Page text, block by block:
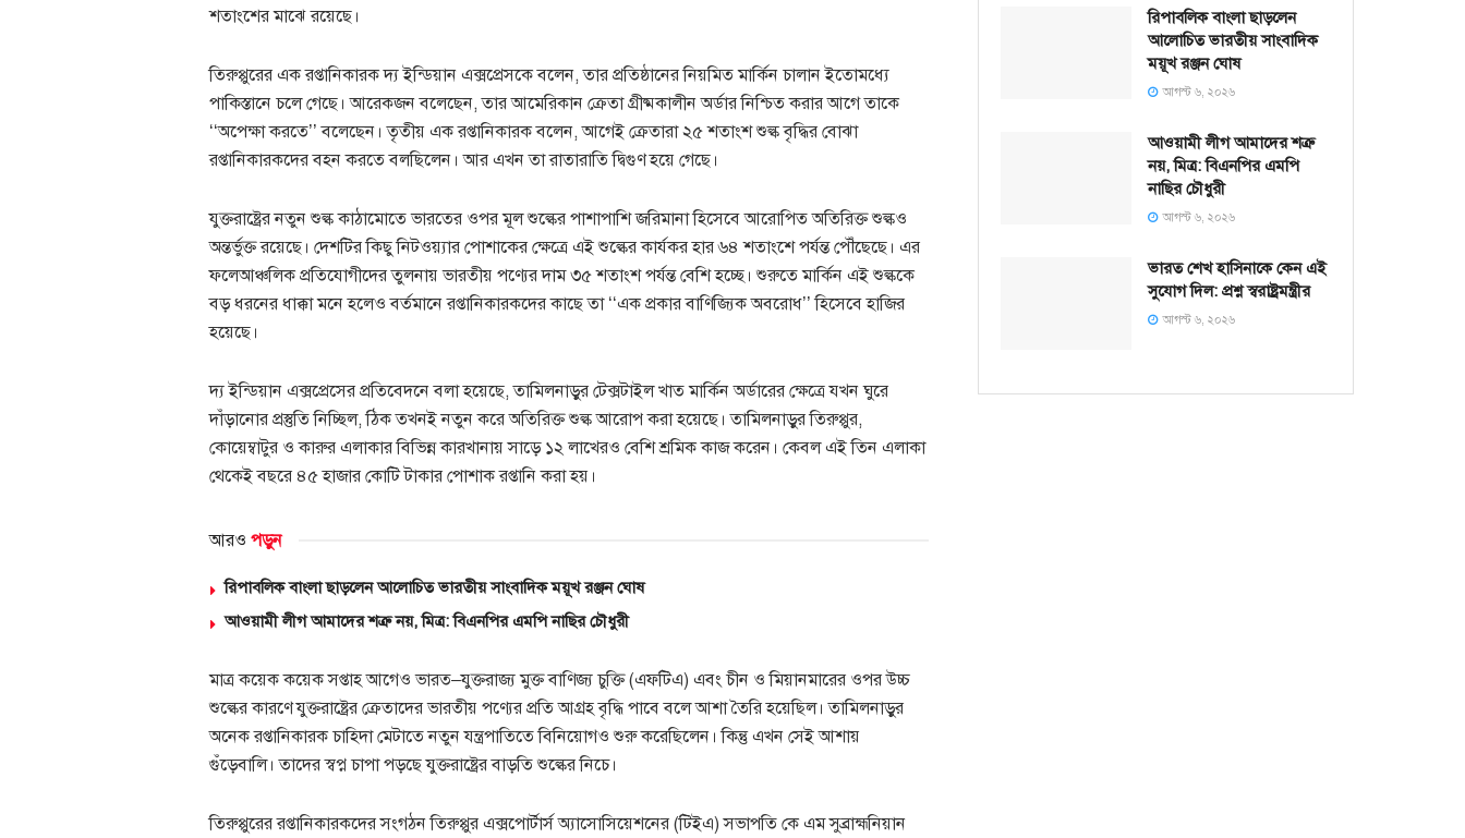
শতাংশের মাঝে রয়েছে।
তিরুপ্পুরের এক রপ্তানিকারক দ্য ইন্ডিয়ান এক্সপ্রেসকে বলেন, তার প্রতিষ্ঠানের নিয়মিত মার্কিন চালান ইতোমধ্যে
পাকিস্তানে চলে গেছে। আরেকজন বলেছেন, তার আমেরিকান ক্রেতা গ্রীষ্মকালীন অর্ডার নিশ্চিত করার আগে তাকে
‌‌‘‘অপেক্ষা করতে’’ বলেছেন। তৃতীয় এক রপ্তানিকারক বলেন, আগেই ক্রেতারা ২৫ শতাংশ শুল্ক বৃদ্ধির বোঝা
রপ্তানিকারকদের বহন করতে বলছিলেন। আর এখন তা রাতারাতি দ্বিগুণ হয়ে গেছে।
যুক্তরাষ্ট্রের নতুন শুল্ক কাঠামোতে ভারতের ওপর মূল শুল্কের পাশাপাশি জরিমানা হিসেবে আরোপিত অতিরিক্ত শুল্কও
অন্তর্ভুক্ত রয়েছে। দেশটির কিছু নিটওয়্যার পোশাকের ক্ষেত্রে এই শুল্কের কার্যকর হার ৬৪ শতাংশে পর্যন্ত পৌঁছেছে। এর
ফলেআঞ্চলিক প্রতিযোগীদের তুলনায় ভারতীয় পণ্যের দাম ৩৫ শতাংশ পর্যন্ত বেশি হচ্ছে। শুরুতে মার্কিন এই শুল্ককে
বড় ধরনের ধাক্কা মনে হলেও বর্তমানে রপ্তানিকারকদের কাছে তা ‘‘এক প্রকার বাণিজ্যিক অবরোধ’’ হিসেবে হাজির
হয়েছে।
দ্য ইন্ডিয়ান এক্সপ্রেসের প্রতিবেদনে বলা হয়েছে, তামিলনাড়ুর টেক্সটাইল খাত মার্কিন অর্ডারের ক্ষেত্রে যখন ঘুরে
দাঁড়ানোর প্রস্তুতি নিচ্ছিল, ঠিক তখনই নতুন করে অতিরিক্ত শুল্ক আরোপ করা হয়েছে। তামিলনাড়ুর তিরুপ্পুর,
কোয়েম্বাটুর ও কারুর এলাকার বিভিন্ন কারখানায় সাড়ে ১২ লাখেরও বেশি শ্রমিক কাজ করেন। কেবল এই তিন এলাকা
থেকেই বছরে ৪৫ হাজার কোটি টাকার পোশাক রপ্তানি করা হয়।
আরও পড়ুন
রিপাবলিক বাংলা ছাড়লেন আলোচিত ভারতীয় সাংবাদিক ময়ূখ রঞ্জন ঘোষ
আওয়ামী লীগ আমাদের শত্রু নয়, মিত্র: বিএনপির এমপি নাছির চৌধুরী
মাত্র কয়েক কয়েক সপ্তাহ আগেও ভারত–যুক্তরাজ্য মুক্ত বাণিজ্য চুক্তি (এফটিএ) এবং চীন ও মিয়ানমারের ওপর উচ্চ
শুল্কের কারণে যুক্তরাষ্ট্রের ক্রেতাদের ভারতীয় পণ্যের প্রতি আগ্রহ বৃদ্ধি পাবে বলে আশা তৈরি হয়েছিল। তামিলনাড়ুর
অনেক রপ্তানিকারক চাহিদা মেটাতে নতুন যন্ত্রপাতিতে বিনিয়োগও শুরু করেছিলেন। কিন্তু এখন সেই আশায়
গুঁড়েবালি। তাদের স্বপ্ন চাপা পড়ছে যুক্তরাষ্ট্রের বাড়তি শুল্কের নিচে।
তিরুপ্পুরের রপ্তানিকারকদের সংগঠন তিরুপ্পুর এক্সপোর্টার্স অ্যাসোসিয়েশনের (টিইএ) সভাপতি কে এম সুব্রাহ্মনিয়ান
রিপাবলিক বাংলা ছাড়লেন
আলোচিত ভারতীয় সাংবাদিক
ময়ূখ রঞ্জন ঘোষ
আগস্ট ৬, ২০২৬
আওয়ামী লীগ আমাদের শত্রু
নয়, মিত্র: বিএনপির এমপি
নাছির চৌধুরী
আগস্ট ৬, ২০২৬
ভারত শেখ হাসিনাকে কেন এই
সুযোগ দিল: প্রশ্ন স্বরাষ্ট্রমন্ত্রীর
আগস্ট ৬, ২০২৬